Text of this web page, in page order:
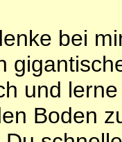
bei
und
Boden